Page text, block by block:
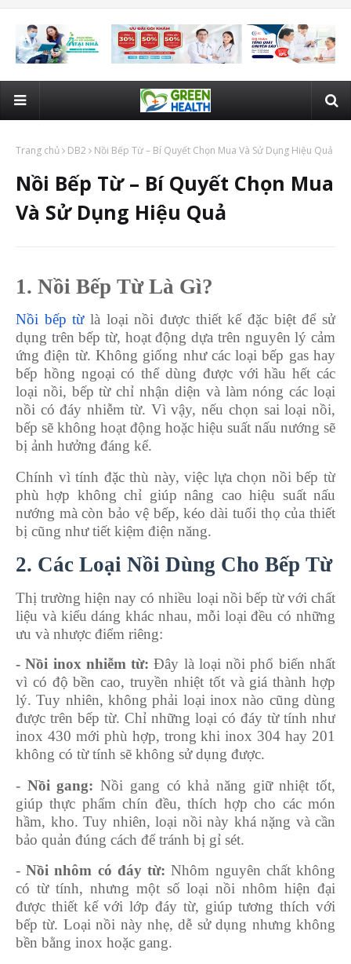
Trang chủ DB2 Nồi Bếp Từ – Bí Quyết Chọn Mua Và Sử Dụng Hiệu Quả
Nồi Bếp Từ – Bí Quyết Chọn Mua
Và Sử Dụng Hiệu Quả
1. Nồi Bếp Từ Là Gì?
Nồi bếp từlà loại nồi được thiết kế đặc biệt để sử
dụng trên bếp từ, hoạt động dựa trên nguyên lý cảm
ứng điện từ. Không giống như các loại bếp gas hay
bếp hồng ngoại có thể dùng được với hầu hết các
loại nồi, bếp từ chỉ nhận diện và làm nóng các loại
nồi có đáy nhiễm từ. Vì vậy, nếu chọn sai loại nồi,
bếp sẽ không hoạt động hoặc hiệu suất nấu nướng sẽ
bị ảnh hưởng đáng kể.
Chính vì tính đặc thù này, việc lựa chọn nồi bếp từ
phù hợp không chỉ giúp nâng cao hiệu suất nấu
nướng mà còn bảo vệ bếp, kéo dài tuổi thọ của thiết
bị cũng như tiết kiệm điện năng.
2. Các Loại Nồi Dùng Cho Bếp Từ
Thị trường hiện nay có nhiều loại nồi bếp từ với chất
liệu và kiểu dáng khác nhau, mỗi loại đều có những
ưu và nhược điểm riêng:
- Nồi inox nhiễm từ: Đây là loại nồi phổ biến nhất
vì có độ bền cao, truyền nhiệt tốt và giá thành hợp
lý. Tuy nhiên, không phải loại inox nào cũng dùng
được trên bếp từ. Chỉ những loại có đáy từ tính như
inox 430 mới phù hợp, trong khi inox 304 hay 201
không có từ tính sẽ không sử dụng được.
- Nồi gang: Nồi gang có khả năng giữ nhiệt tốt,
giúp thực phẩm chín đều, thích hợp cho các món
hầm, kho. Tuy nhiên, loại nồi này khá nặng và cần
bảo quản đúng cách để tránh bị gỉ sét.
-Nồi nhôm có đáy từ: Nhôm nguyên chất không
có từ tính, nhưng một số loại nồi nhôm hiện đại
được thiết kế với lớp đáy từ, giúp tương thích với
bếp từ. Loại nồi này nhẹ, dễ sử dụng nhưng không
bền bằng inox hoặc gang.